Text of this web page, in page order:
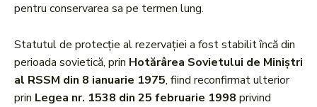
pentru conservarea sa pe termen lung.
Statutul de protecție al rezervației a fost stabilit încă din
perioada sovietică, prin Hotărârea Sovietului de Miniștri
al RSSM din 8 ianuarie 1975, fiind reconfirmat ulterior
prin Legea nr. 1538 din 25 februarie 1998 privind